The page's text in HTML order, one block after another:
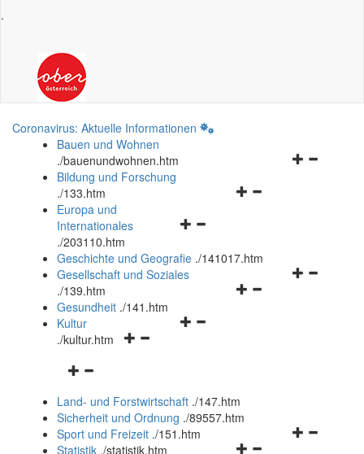
.
Coronavirus: Aktuelle Informationen
Bauen und Wohnen
./bauenundwohnen.htm
Navigationsmenü
Bildung und Forschung
./133.htm
Navigationsmenü
und
schließen
Europa und
Internationales
./203110.htm
Geschichte und Geografie ./141017.htm
Navigationsmenü
Gesellschaft und Soziales
./139.htm
Navigationsmenü
Gesundheit ./141.htm
Navigationsmenü
Kultur
./kultur.htm
Navigationsmenü
und
schließen
Land- und Forstwirtschaft ./147.htm
Sicherheit und Ordnung ./89557.htm
Navigationsmenü
Sport und Freizeit ./151.htm
Statistik ./statistik.htm